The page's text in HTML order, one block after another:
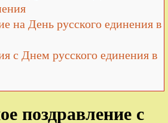
на День русского единения в
с Днем русского единения в
поздравление с